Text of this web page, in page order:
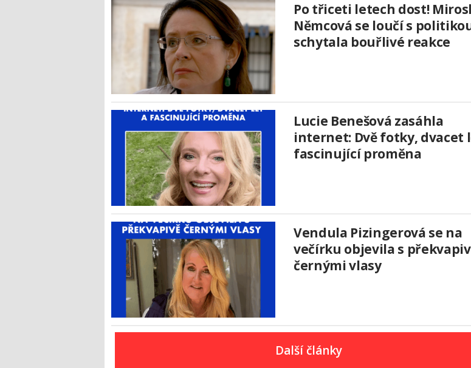
Po třiceti letech dost!
Němcová se loučí s
schytala bouřlivé reakce
Lucie Benešová zasáhla
internet: Dvě fotky, dvacet
fascinující proměna
Vendula Pizingerová se na
večírku objevila s
černými vlasy
Další články